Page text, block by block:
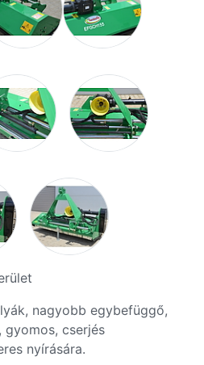
nagyobb egybefüggő,
gyomos, cserjés
nyírására.